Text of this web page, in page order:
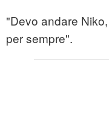
"Devo andare
per sempre".